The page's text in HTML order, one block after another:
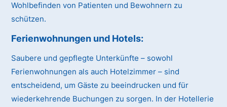
Wohlbefinden von Patienten und Bewohnern zu
schützen.
Ferienwohnungen und Hotels:
Saubere und gepflegte Unterkünfte – sowohl
Ferienwohnungen als auch Hotelzimmer – sind
entscheidend, um Gäste zu beeindrucken und für
wiederkehrende Buchungen zu sorgen. In der Hotellerie